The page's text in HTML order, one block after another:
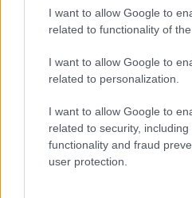
I want to allow Google to
related to functionality of
I want to allow Google to
related to personalization.
I want to allow Google to
related to security,
functionality and fraud
user protection.
ψηλά και το άμεσο τιμόνι
με τα ηλεκτρονικά συστήματα
διακριτικά όταν χρειάζεται. H
Peugeot 208 διαμορφώνεται
Toyota Yaris Hybrid